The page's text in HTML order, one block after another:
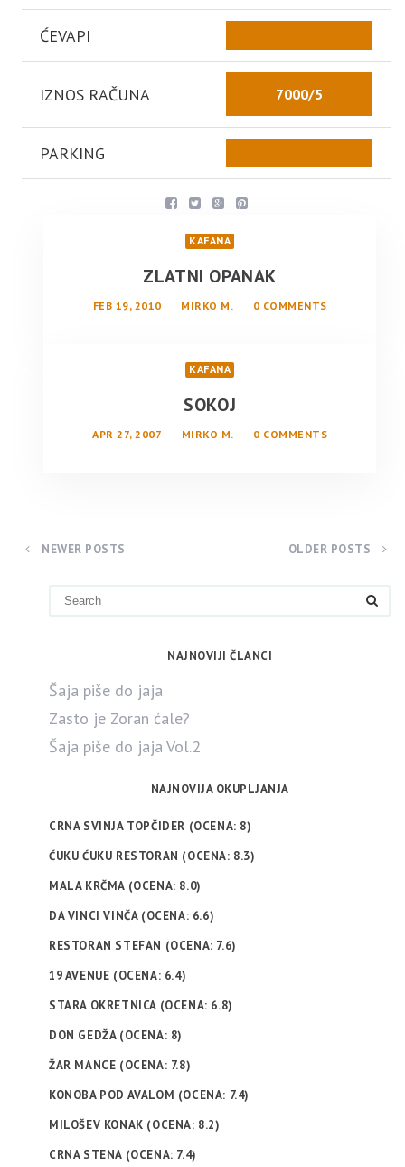
ĆEVAPI
IZNOS RAČUNA 7000/5
PARKING
KAFANA
ZLATNI OPANAK
FEB 19, 2010 MIRKO M. 0 COMMENTS
KAFANA
SOKOJ
APR 27, 2007 MIRKO M. 0 COMMENTS
NEWER POSTS OLDER POSTS
NAJNOVIJI ČLANCI
Šaja piše do jaja
Zasto je Zoran ćale?
Šaja piše do jaja Vol.2
NAJNOVIJA OKUPLJANJA
CRNA SVINJA TOPČIDER (OCENA: 8)
ĆUKU ĆUKU RESTORAN (OCENA: 8.3)
MALA KRČMA (OCENA: 8.0)
DA VINCI VINČA (OCENA: 6.6)
RESTORAN STEFAN (OCENA: 7.6)
19 AVENUE (OCENA: 6.4)
STARA OKRETNICA (OCENA: 6.8)
DON GEDŽA (OCENA: 8)
ŽAR MANCE (OCENA: 7.8)
KONOBA POD AVALOM (OCENA: 7.4)
MILOŠEV KONAK (OCENA: 8.2)
CRNA STENA (OCENA: 7.4)